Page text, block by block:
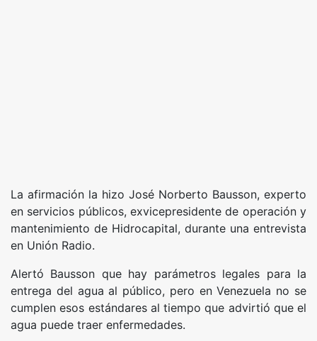
La afirmación la hizo José Norberto Bausson, experto
en servicios públicos, exvicepresidente de operación y
mantenimiento de Hidrocapital, durante una entrevista
en Unión Radio.
Alertó Bausson que hay parámetros legales para la
entrega del agua al público, pero en Venezuela no se
cumplen esos estándares al tiempo que advirtió que el
agua puede traer enfermedades.